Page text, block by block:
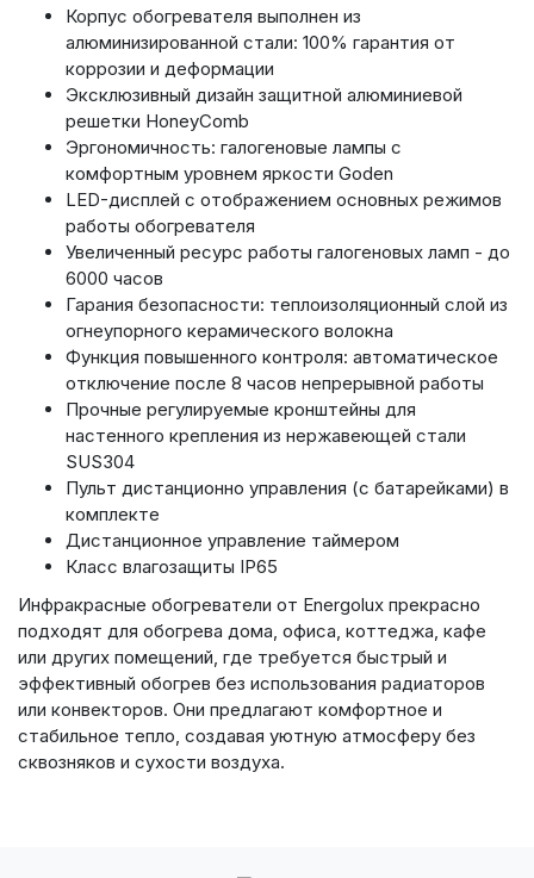
Корпус обогревателя выполнен из
алюминизированной стали: 100% гарантия от
коррозии и деформации
Эксклюзивный дизайн защитной алюминиевой
решетки HoneyComb
Эргономичность: галогеновые лампы с
комфортным уровнем яркости Goden
LED-дисплей c отображением основных режимов
работы обогревателя
Увеличенный ресурс работы галогеновых ламп - до
6000 часов
Гарания безопасности: теплоизоляционный слой из
огнеупорного керамического волокна
Функция повышенного контроля: автоматическое
отключение после 8 часов непрерывной работы
Прочные регулируемые кронштейны для
настенного крепления из нержавеющей стали
SUS304
Пульт дистанционно управления (с батарейками) в
комплекте
Дистанционное управление таймером
Класс влагозащиты IP65
Инфракрасные обогреватели от Energolux прекрасно
подходят для обогрева дома, офиса, коттеджа, кафе
или других помещений, где требуется быстрый и
эффективный обогрев без использования радиаторов
или конвекторов. Они предлагают комфортное и
стабильное тепло, создавая уютную атмосферу без
сквозняков и сухости воздуха.